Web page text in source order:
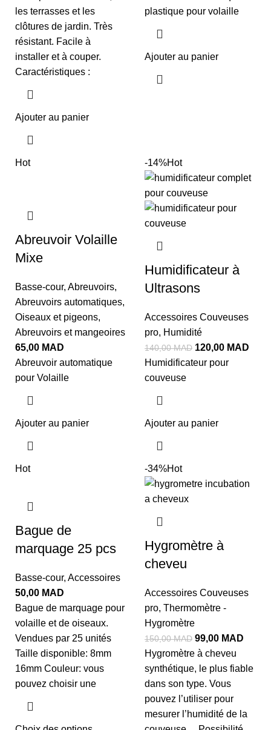
les terrasses et les
clôtures de jardin. Très
résistant. Facile à
installer et à couper.
Caractéristiques :
Ajouter au panier
plastique pour volaille
Ajouter au panier
Hot
Abreuvoir Volaille
Mixe
Basse-cour, Abreuvoirs,
Abreuvoirs automatiques,
Oiseaux et pigeons,
Abreuvoirs et mangeoires
65,00 MAD
Abreuvoir automatique
pour Volaille
Ajouter au panier
-14%Hot
Humidificateur à
Ultrasons
Accessoires Couveuses
pro, Humidité
140,00MAD 120,00 MAD
Humidificateur pour
couveuse
Ajouter au panier
Hot
Bague de
marquage 25 pcs
Basse-cour, Accessoires
50,00 MAD
Bague de marquage pour
volaille et de oiseaux.
Vendues par 25 unités
Taille disponible: 8mm
16mm Couleur: vous
pouvez choisir une
-34%Hot
Hygromètre à
cheveu
Accessoires Couveuses
pro, Thermomètre -
Hygromètre
150,00MAD 99,00 MAD
Hygromètre à cheveu
synthétique, le plus fiable
dans son type. Vous
pouvez l’utiliser pour
mesurer l’humidité de la